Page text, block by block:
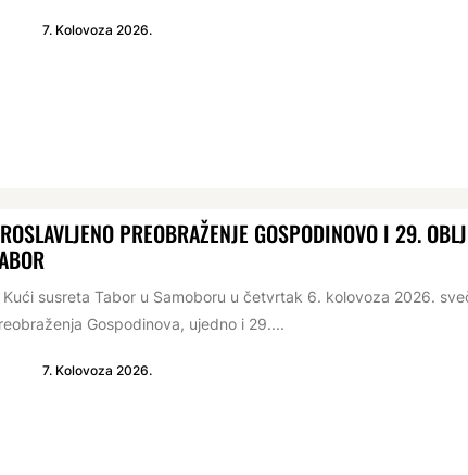
7. Kolovoza 2026.
PREOBRAŽENJE GOSPODINOVO I 29.
Kući susreta Tabor u Samoboru u četvrtak 6. kolovoza 2026.
Gospodinova, ujedno i 29....
7. Kolovoza 2026.